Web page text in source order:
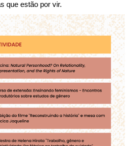
que estão por vir.